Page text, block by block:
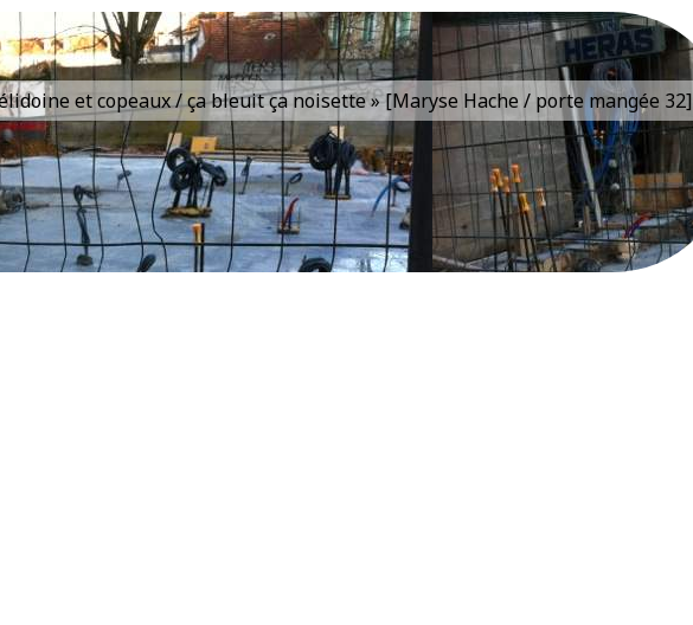
et copeaux / ça bleuit ça noisette » [Maryse Hache / porte mangée 32]